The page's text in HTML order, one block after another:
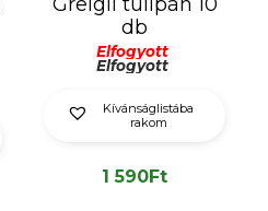
db
Elfogyott
Elfogyott
Kívánságlistába
rakom
1 590Ft